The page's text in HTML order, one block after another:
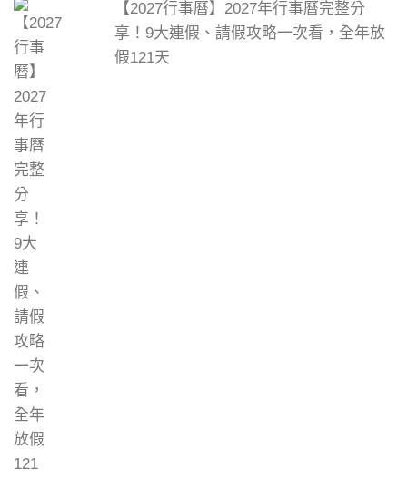
【2027行事曆】2027年行事曆完整分
享！9大連假、請假攻略一次看，全年放
假121天